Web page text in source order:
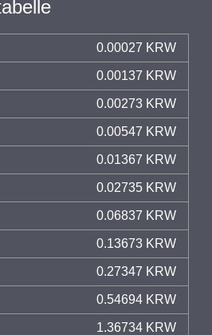
0.00027 KRW
0.00137 KRW
0.00273 KRW
0.00547 KRW
0.01367 KRW
0.02735 KRW
0.06837 KRW
0.13673 KRW
0.27347 KRW
0.54694 KRW
1.36734 KRW